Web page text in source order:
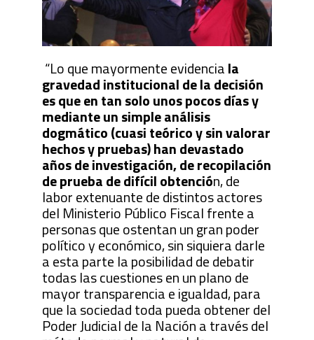
“Lo que mayormente evidenciala
gravedad institucional de la decisión
es que en tan solo unos pocos días y
mediante un simple análisis
dogmático (cuasi teórico y sin valorar
hechos y pruebas) han devastado
años de investigación, de recopilación
de prueba de difícil obtención, de
labor extenuante de distintos actores
del Ministerio Público Fiscal frente a
personas que ostentan un gran poder
político y económico, sin siquiera darle
a esta parte la posibilidad de debatir
todas las cuestiones en un plano de
mayor transparencia e igualdad, para
que la sociedad toda pueda obtener del
Poder Judicial de la Nación a través del